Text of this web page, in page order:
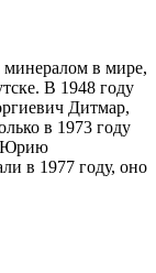
минералом в мире,
. В 1948 году
Дитмар,
в 1973 году
Юрию
в 1977 году, оно